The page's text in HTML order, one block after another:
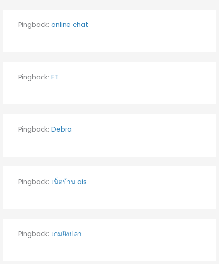
Pingback: online chat
Pingback: ET
Pingback: Debra
Pingback: เน็ตบ้าน ais
Pingback: เกมยิงปลา